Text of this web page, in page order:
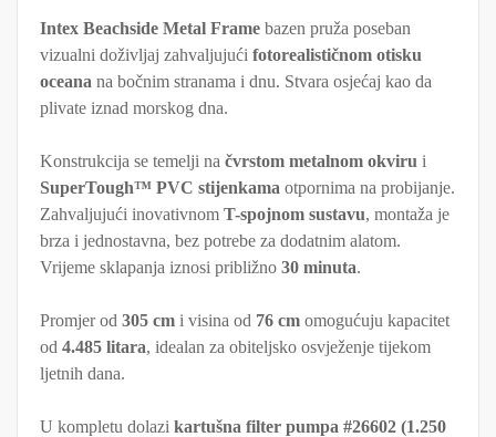
Intex Beachside Metal Frame bazen pruža poseban
vizualni doživljaj zahvaljujući fotorealističnom otisku
oceana na bočnim stranama i dnu. Stvara osjećaj kao da
plivate iznad morskog dna.
Konstrukcija se temelji na čvrstom metalnom okviru i
SuperTough™ PVC stijenkama otpornima na probijanje.
Zahvaljujući inovativnom T-spojnom sustavu, montaža je
brza i jednostavna, bez potrebe za dodatnim alatom.
Vrijeme sklapanja iznosi približno 30 minuta.
Promjer od 305 cm i visina od 76 cm omogućuju kapacitet
od 4.485 litara, idealan za obiteljsko osvježenje tijekom
ljetnih dana.
U kompletu dolazi kartušna filter pumpa #26602 (1.250